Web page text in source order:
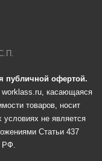
публичной офертой.
worklass.ru, касающаяся
товаров, носит
условиях не является
Статьи 437
РФ.